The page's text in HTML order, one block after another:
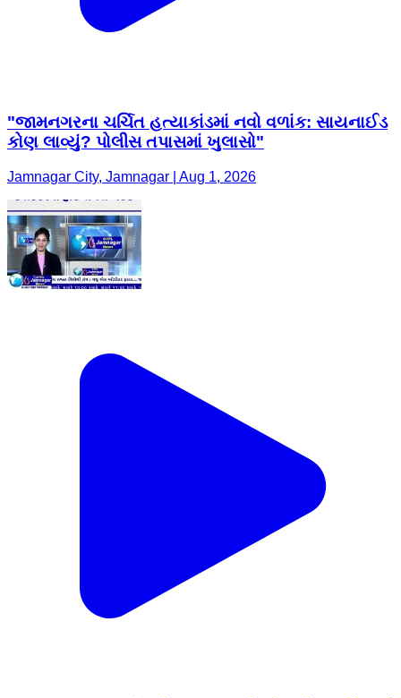
"જામનગરના ચર્ચિત હત્યાકાંડમાં નવો વળાંક: સાયનાઈડ
કોણ લાવ્યું? પોલીસ તપાસમાં ખુલાસો"
Jamnagar City, Jamnagar | Aug 1, 2026